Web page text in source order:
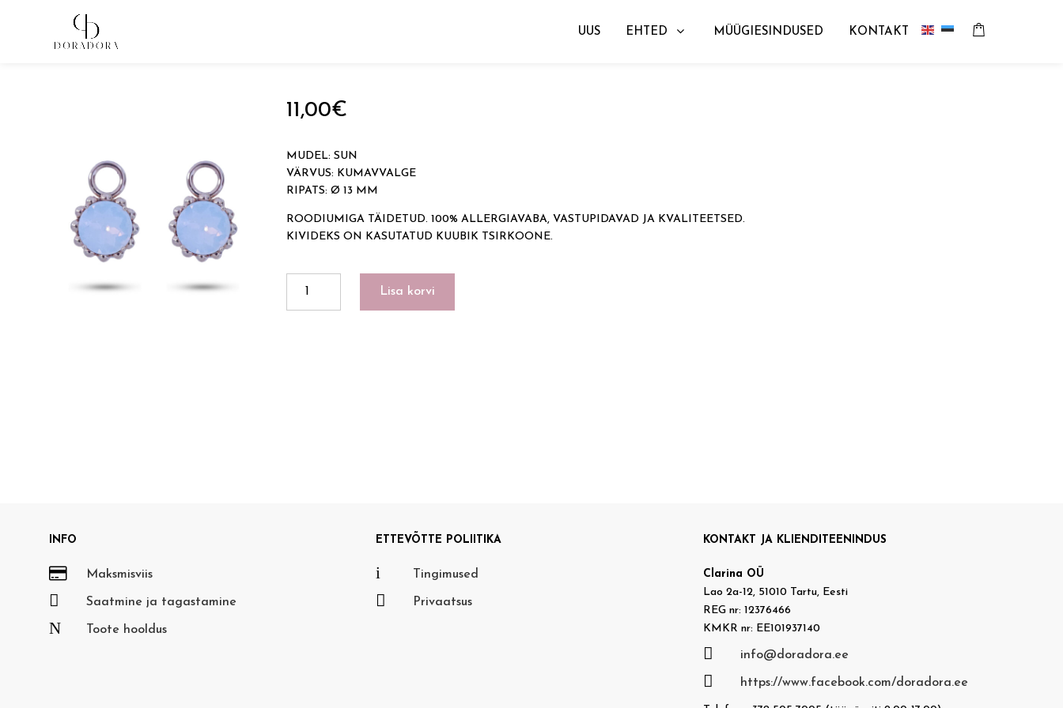
UUS EHTED MÜÜGIESINDUSED
KONTAKT
Avaleht→ Tugevkullatud ehted
11,00€
MUDEL: SUN
VÄRVUS: KUMAVVALGE
RIPATS: Ø 13 MM
ROODIUMIGA TÄIDETUD. 100% ALLERGIAVABA, VASTUPIDAVAD JA KVALITEETSED.
KIVIDEKS ON KASUTATUD KUUBIK TSIRKOONE.
Lisa korvi
INFO
 Maksmisviis
 Saatmine ja tagastamine
N Toote hooldus
ETTEVÕTTE POLIITIKA
i Tingimused
 Privaatsus
KONTAKT JA KLIENDITEENINDUS
Clarina OÜ
Lao 2a-12, 51010 Tartu, Eesti
REG nr: 12376466
KMKR nr: EE101937140
 info@doradora.ee
 https://www.facebook.com/doradora.ee